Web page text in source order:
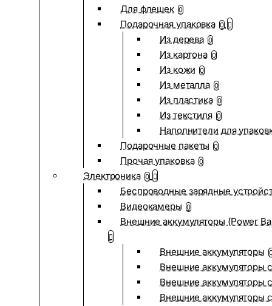
Для флешек 0
Подарочная упаковка 0
Из дерева 0
Из картона 0
Из кожи 0
Из металла 0
Из пластика 0
Из текстиля 0
Наполнители для
Подарочные пакеты 0
Прочая упаковка 0
Электроника 0
Беспроводные зарядные
Видеокамеры 0
Внешние аккумуляторы (Power
Внешние аккумуляторы
Внешние аккумуляторы
Внешние аккумуляторы
Внешние аккумуляторы